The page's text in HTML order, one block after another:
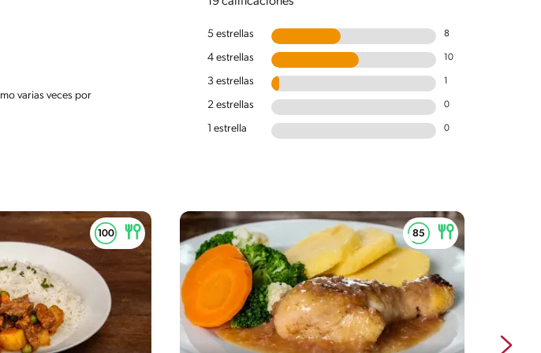
de
5 estrellas 8
4 estrellas 10
3 estrellas 1
2 estrellas 0
1 estrella 0
varias veces por